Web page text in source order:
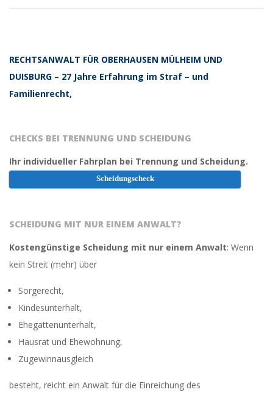
RECHTSANWALT FÜR OBERHAUSEN MÜLHEIM UND
DUISBURG – 27 Jahre Erfahrung im Straf – und
Familienrecht,
CHECKS BEI TRENNUNG UND SCHEIDUNG
Ihr individueller Fahrplan bei Trennung und Scheidung.
Scheidungscheck
SCHEIDUNG MIT NUR EINEM ANWALT?
Kostengünstige Scheidung mit nur einem Anwalt: Wenn
kein Streit (mehr) über
Sorgerecht,
Kindesunterhalt,
Ehegattenunterhalt,
Hausrat und Ehewohnung,
Zugewinnausgleich
besteht, reicht ein Anwalt für die Einreichung des